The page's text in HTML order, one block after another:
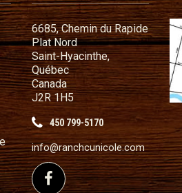
des commandes
cadeaux
et conditions
détaillant
de fil métallique
6685, Chemin du Rapide
Plat Nord
Saint-Hyacinthe,
Québec
Canada
J2R 1H5
450 799-5170
info@ranchcunicole.com
Suivez-nous sur Facebook